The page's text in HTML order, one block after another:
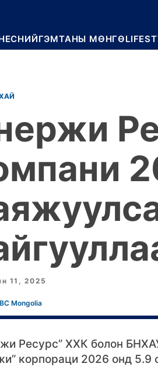
НИЙГЭМТАНЫ МӨНГӨ
11, 2025
Mongolia
Ресурс” ХХК болон
корпораци 2026 онд 5.9